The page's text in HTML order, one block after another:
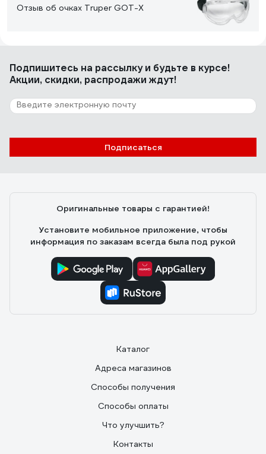
Отзыв об очках Truper GOT-X
Очень хорошо прилегают. Широкое стекло, в том
плане, что его внешний край практически не виден.
перед собой. Хорошо защищают от пыли. В глаза
ничего не летит.
Отзыв об очках Jeta Safety JSG1011-C
Андрей 18.01.2022
Лёгкие, удобные, не запотевает, недорогие
Подпишитесь на рассылкуи будьте в курсе!
Акции, скидки, распродажи ждут!
Подписаться
Оригинальные товары с гарантией!
Установите мобильное приложение, чтобы
информация по заказам всегда была под рукой
Каталог
Адреса магазинов
Способы получения
Способы оплаты
Что улучшить?
Контакты